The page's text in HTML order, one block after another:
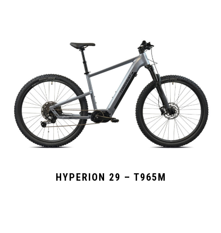
HYPERION 29 – T965M